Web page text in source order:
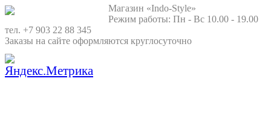
Магазин «Indo-Style»
Режим работы: Пн - Вс 10.00 - 19.00
тел. +7 903 22 88 345
Заказы на сайте оформляются круглосуточно